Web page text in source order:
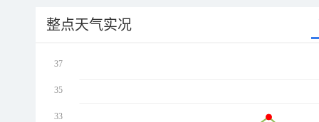
整点天气实况
37
35
33